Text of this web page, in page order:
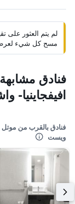
لم يتم العثور على
مسح كل شيء لعرض
ويست